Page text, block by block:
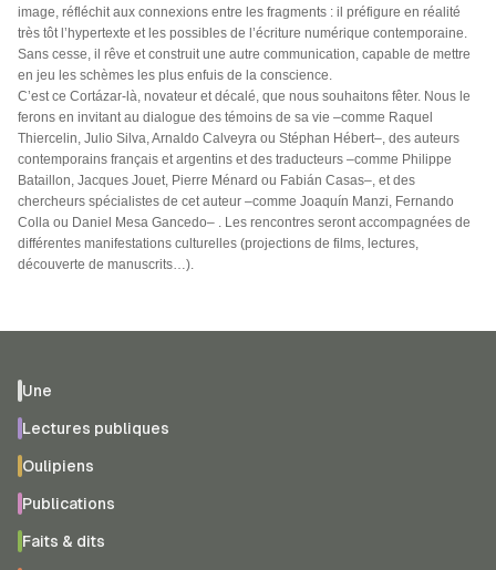
image, réfléchit aux connexions entre les fragments : il préfigure en réalité
très tôt l’hypertexte et les possibles de l’écriture numérique contemporaine.
Sans cesse, il rêve et construit une autre communication, capable de mettre
en jeu les schèmes les plus enfuis de la conscience.
C’est ce Cortázar-là, novateur et décalé, que nous souhaitons fêter. Nous le
ferons en invitant au dialogue des témoins de sa vie –comme Raquel
Thiercelin, Julio Silva, Arnaldo Calveyra ou Stéphan Hébert–, des auteurs
contemporains français et argentins et des traducteurs –comme Philippe
Bataillon, Jacques Jouet, Pierre Ménard ou Fabián Casas–, et des
chercheurs spécialistes de cet auteur –comme Joaquín Manzi, Fernando
Colla ou Daniel Mesa Gancedo– . Les rencontres seront accompagnées de
différentes manifestations culturelles (projections de films, lectures,
découverte de manuscrits…).
Une
Lectures publiques
Oulipiens
Publications
Faits & dits